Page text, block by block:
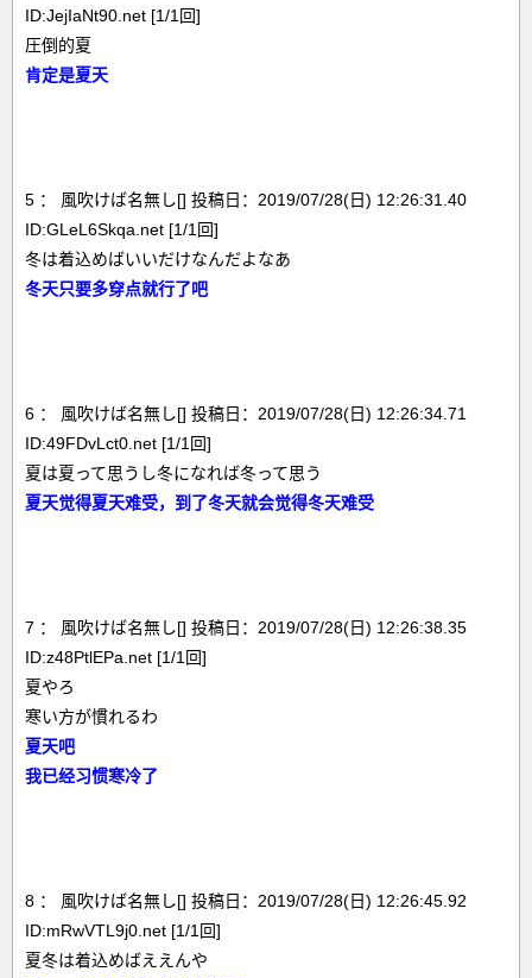
ID:JejIaNt90.net [1/1回]
圧倒的夏
肯定是夏天
5 ： 風吹けば名無し[] 投稿日：2019/07/28(日) 12:26:31.40
ID:GLeL6Skqa.net [1/1回]
冬は着込めばいいだけなんだよなあ
冬天只要多穿点就行了吧
6 ： 風吹けば名無し[] 投稿日：2019/07/28(日) 12:26:34.71
ID:49FDvLct0.net [1/1回]
夏は夏って思うし冬になれば冬って思う
夏天觉得夏天难受，到了冬天就会觉得冬天难受
7 ： 風吹けば名無し[] 投稿日：2019/07/28(日) 12:26:38.35
ID:z48PtlEPa.net [1/1回]
夏やろ
寒い方が慣れるわ
夏天吧
我已经习惯寒冷了
8 ： 風吹けば名無し[] 投稿日：2019/07/28(日) 12:26:45.92
ID:mRwVTL9j0.net [1/1回]
夏冬は着込めばええんや